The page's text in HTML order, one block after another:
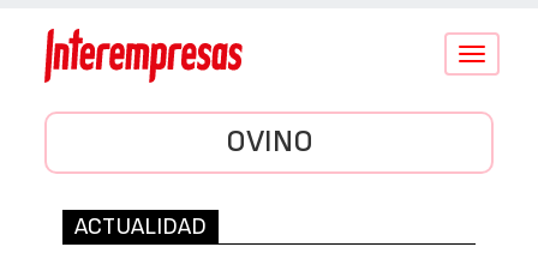
Conmutar
OVINO
ACTUALIDAD